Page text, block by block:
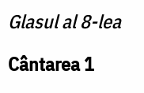
Glasul al 8-lea
Cântarea 1